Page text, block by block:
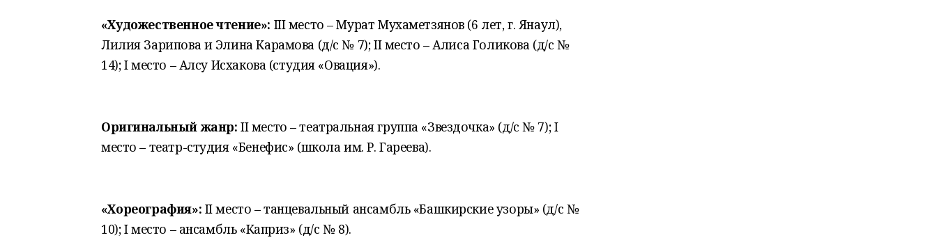
«Художественное чтение»: III место – Мурат Мухаметзянов (6 лет, г. Янаул),
Лилия Зарипова и Элина Карамова (д/с № 7); II место – Алиса Голикова (д/с №
14); I место – Алсу Исхакова (студия «Овация»).
Оригинальный жанр: II место – театральная группа «Звездочка» (д/с № 7); I
место – театр-студия «Бенефис» (школа им. Р. Гареева).
«Хореография»: II место – танцевальный ансамбль «Башкирские узоры» (д/с №
10); I место – ансамбль «Каприз» (д/с № 8).